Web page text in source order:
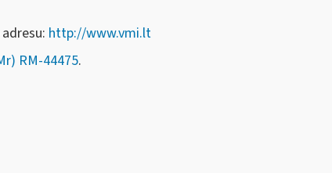
http://www.vmi.lt
RM-44475.